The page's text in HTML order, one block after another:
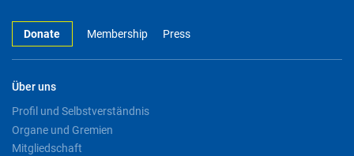
Donate Membership Press
Über uns
Profil und Selbstverständnis
Organe und Gremien
Mitgliedschaft